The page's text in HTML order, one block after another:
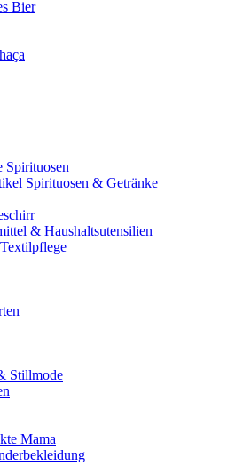
Bier
Spirituosen & Getränke
& Haushaltsutensilien
Stillmode
Mama